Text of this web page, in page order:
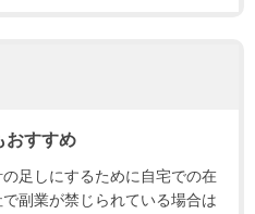
おすすめ
足しにするために自宅での在
副業が禁じられている場合は